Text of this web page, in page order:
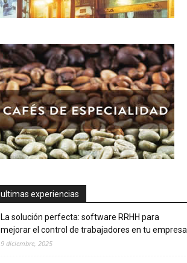
ultimas experiencias
La solución perfecta: software RRHH para
mejorar el control de trabajadores en tu empresa
9 diciembre, 2025